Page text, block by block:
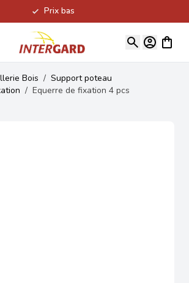
Prix bas
Voir
Bois / Support poteau
/ Equerre de fixation 4 pcs